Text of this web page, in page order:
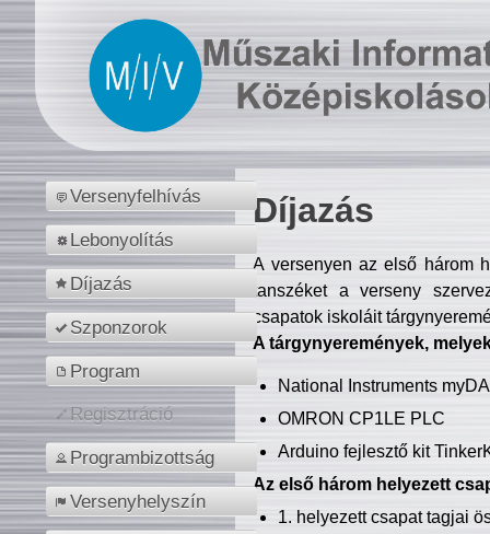
Versenyfelhívás
Lebonyolítás
Díjazás
Szponzorok
Program
Regisztráció
Programbizottság
Versenyhelyszín
Díjazás
A versenyen az első három
tanszéket a verseny
csapatok iskoláit
A tárgynyeremények,
National Instruments
OMRON CP1LE PLC
Arduino fejlesztő kit
Az első három helyezett
1. helyezett csapat tagjai